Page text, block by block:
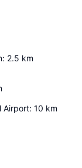
: 2.5 km
Airport: 10 km